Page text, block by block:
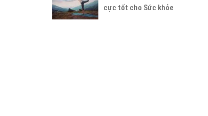
cực tốt cho Sức khỏe